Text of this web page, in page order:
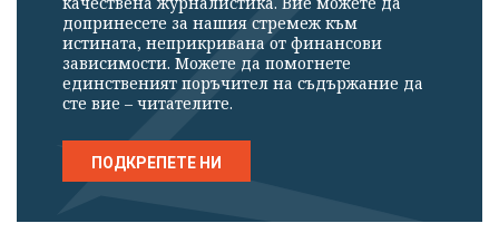
допринесете за нашия стремеж към
истината, неприкривана от финансови
зависимости. Можете да помогнете
единственият поръчител на съдържание да
сте вие – читателите.
ПОДКРЕПЕТЕ НИ